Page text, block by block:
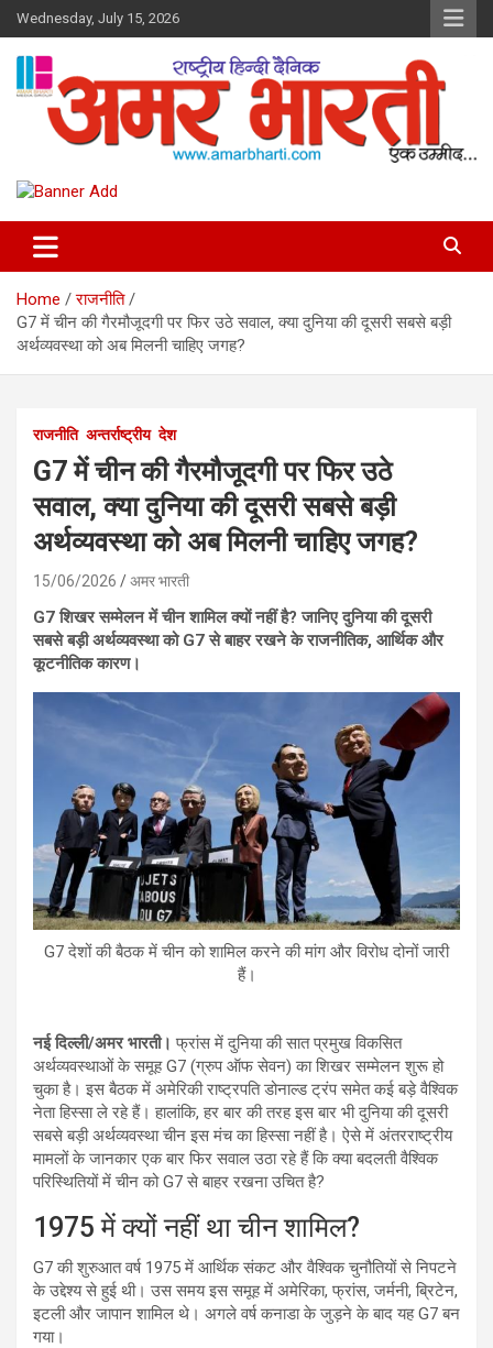
Skip
to
content
Wednesday, July 15, 2026
Amar Bharti Media Group
Home
राजनीति
G7 में चीन की गैरमौजूदगी पर फिर उठे सवाल, क्या दुनिया की दूसरी सबसे बड़ी
अर्थव्यवस्था को अब मिलनी चाहिए जगह?
राजनीति अन्तर्राष्ट्रीय देश
G7 में चीन की गैरमौजूदगी पर फिर उठे
सवाल, क्या दुनिया की दूसरी सबसे बड़ी
अर्थव्यवस्था को अब मिलनी चाहिए जगह?
15/06/2026 अमर भारती
G7 शिखर सम्मेलन में चीन शामिल क्यों नहीं है? जानिए दुनिया की दूसरी
सबसे बड़ी अर्थव्यवस्था को G7 से बाहर रखने के राजनीतिक, आर्थिक और
कूटनीतिक कारण।
G7 देशों की बैठक में चीन को शामिल करने की मांग और विरोध दोनों जारी
हैं।
नई दिल्ली/अमर भारती। फ्रांस में दुनिया की सात प्रमुख विकसित
अर्थव्यवस्थाओं के समूह G7 (ग्रुप ऑफ सेवन) का शिखर सम्मेलन शुरू हो
चुका है। इस बैठक में अमेरिकी राष्ट्रपति डोनाल्ड ट्रंप समेत कई बड़े वैश्विक
नेता हिस्सा ले रहे हैं। हालांकि, हर बार की तरह इस बार भी दुनिया की दूसरी
सबसे बड़ी अर्थव्यवस्था चीन इस मंच का हिस्सा नहीं है। ऐसे में अंतरराष्ट्रीय
मामलों के जानकार एक बार फिर सवाल उठा रहे हैं कि क्या बदलती वैश्विक
परिस्थितियों में चीन को G7 से बाहर रखना उचित है?
1975 में क्यों नहीं था चीन शामिल?
G7 की शुरुआत वर्ष 1975 में आर्थिक संकट और वैश्विक चुनौतियों से निपटने
के उद्देश्य से हुई थी। उस समय इस समूह में अमेरिका, फ्रांस, जर्मनी, ब्रिटेन,
इटली और जापान शामिल थे। अगले वर्ष कनाडा के जुड़ने के बाद यह G7 बन
गया।